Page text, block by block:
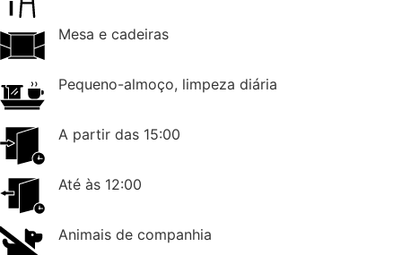
Mesa e cadeiras
Pequeno-almoço, limpeza diária
A partir das 15:00
Até às 12:00
Animais de companhia